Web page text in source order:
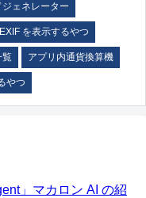
ェネレーター
を表示するやつ
覧 アプリ内通貨換算機
やつ
」マカロン AI の紹